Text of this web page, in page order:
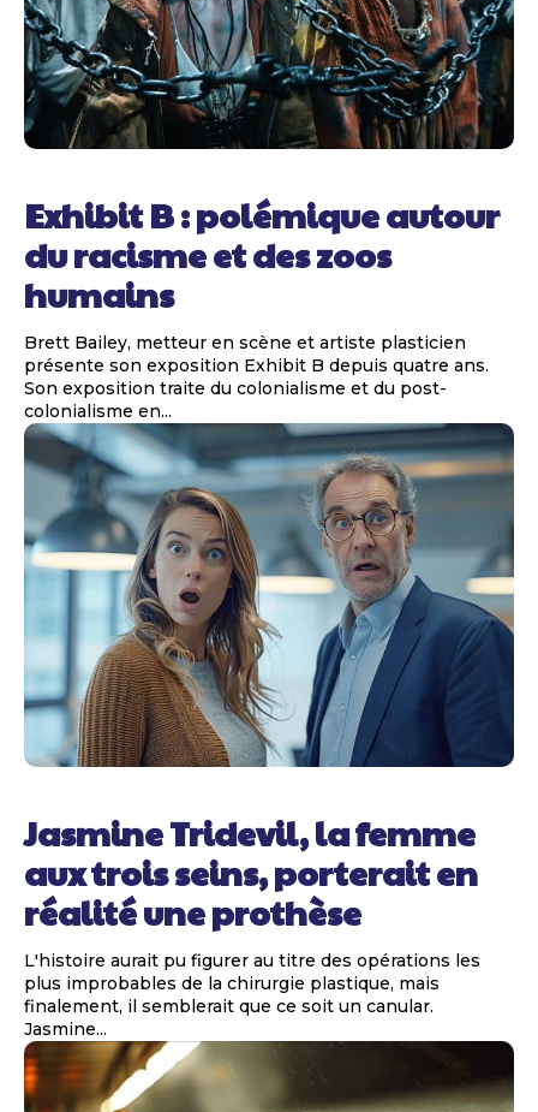
Exhibit B : polémique autour
du racisme et des zoos
humains
Brett Bailey, metteur en scène et artiste plasticien
présente son exposition Exhibit B depuis quatre ans.
Son exposition traite du colonialisme et du post-
colonialisme en...
Jasmine Tridevil, la femme
aux trois seins, porterait en
réalité une prothèse
L'histoire aurait pu figurer au titre des opérations les
plus improbables de la chirurgie plastique, mais
finalement, il semblerait que ce soit un canular.
Jasmine...